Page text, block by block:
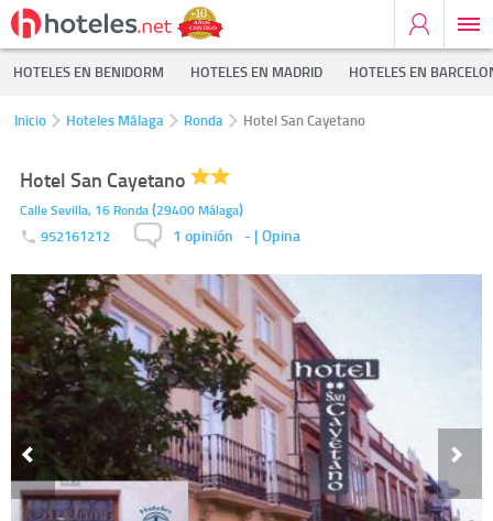
HOTELES EN BENIDORM HOTELES EN MADRID HOTELES EN
Inicio Hoteles Málaga Ronda Hotel San Cayetano
Hotel San Cayetano
Calle Sevilla, 16 Ronda(29400 Málaga)
952161212 1 opinión - | Opina